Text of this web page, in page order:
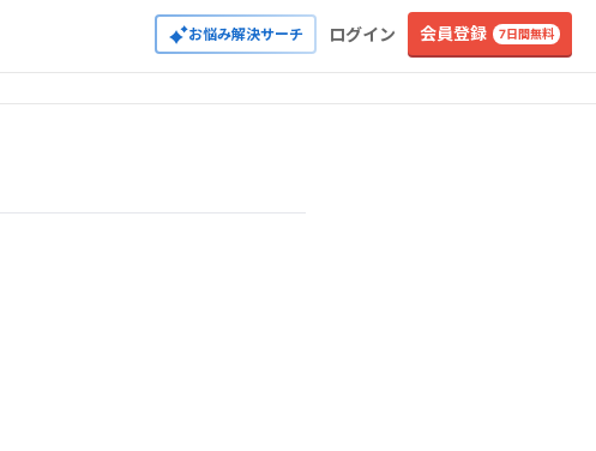
お悩み解決サーチ ログイン 会員登録 7日間無料